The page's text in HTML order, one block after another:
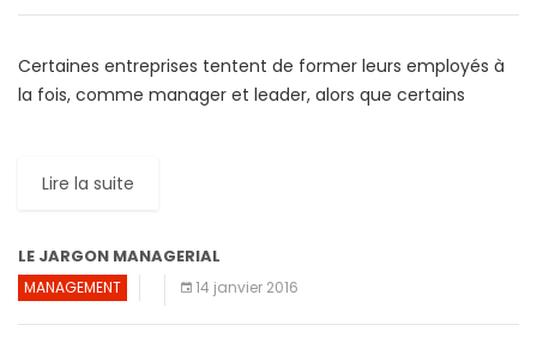
Certaines entreprises tentent de former leurs employés à
la fois, comme manager et leader, alors que certains
Lire la suite
LE JARGON MANAGERIAL
MANAGEMENT 14 janvier 2016